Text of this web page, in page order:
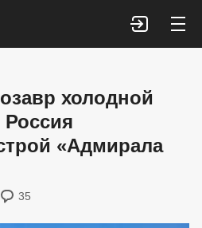
Войти
холодной
«Адмирала
35